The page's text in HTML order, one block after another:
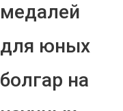
медалей
для юных
болгар на